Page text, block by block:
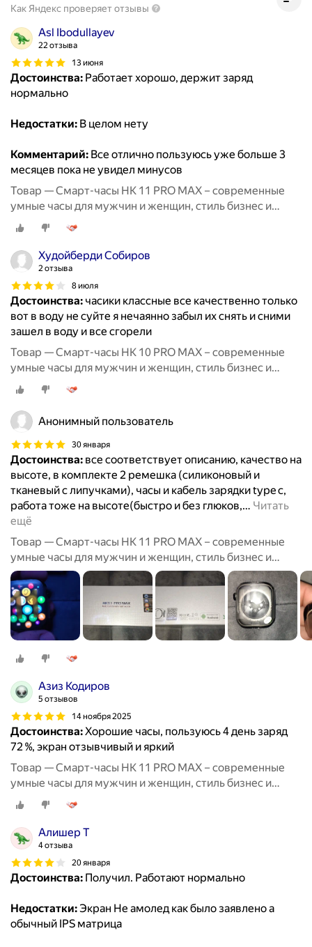
Как Яндекс проверяет отзывы
Asl Ibodullayev
22 отзыва
13 июня
Достоинства: Работает хорошо, держит заряд
нормально
Недостатки: В целом нету
Комментарий: Все отлично пользуюсь уже больше 3
месяцев пока не увидел минусов
Товар — Смарт-часы HK 11 PRO MAX – современные
умные часы для мужчин и женщин, стиль бизнес и
спорт
Худойберди Собиров
2 отзыва
8 июля
Достоинства: часики классные все качественно только
вот в воду не суйте я нечаянно забыл их снять и сними
зашел в воду и все сгорели
Товар — Смарт-часы HK 10 PRO MAX – современные
умные часы для мужчин и женщин, стиль бизнес и
спорт
Анонимный пользователь
30 января
Достоинства: все соответствует описанию, качество на
высоте, в комплекте 2 ремешка (силиконовый и
тканевый с липучками), часы и кабель зарядки type c,
работа тоже на высоте(быстро и без глюков,… Читать
ещё
Товар — Смарт-часы HK 11 PRO MAX – современные
умные часы для мужчин и женщин, стиль бизнес и
спорт
Азиз Кодиров
5 отзывов
14 ноября 2025
Достоинства:Хорошие часы, пользуюсь 4 день заряд
72 %, экран отзывчивый и яркий
Товар — Смарт-часы HK 11 PRO MAX – современные
умные часы для мужчин и женщин, стиль бизнес и
спорт
Алишер Т
4 отзыва
20 января
Достоинства: Получил. Работают нормально
Недостатки:Экран Не амолед как было заявлено а
обычный IPS матрица